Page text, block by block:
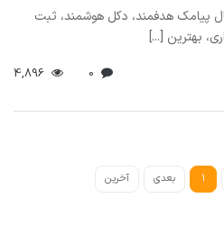
پیامک هدفمند، دکل هوشمند، ثبت
بهترین [...]
1 بعدی آخرین